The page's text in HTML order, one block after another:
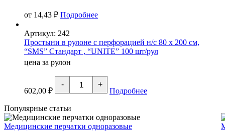
от 14,43 ₽ Подробнее
Артикул: 242
Простыни в рулоне с перфорацией н/с 80 х 200 см,
“SMS” Стандарт , “UNITE” 100 шт/рул
цена за рулон
602,00 ₽
-
Количество
товара
Простыни
рулоне
с
перфорацией
+
Подробнее
Популярные статьи
Медицинские перчатки одноразовые